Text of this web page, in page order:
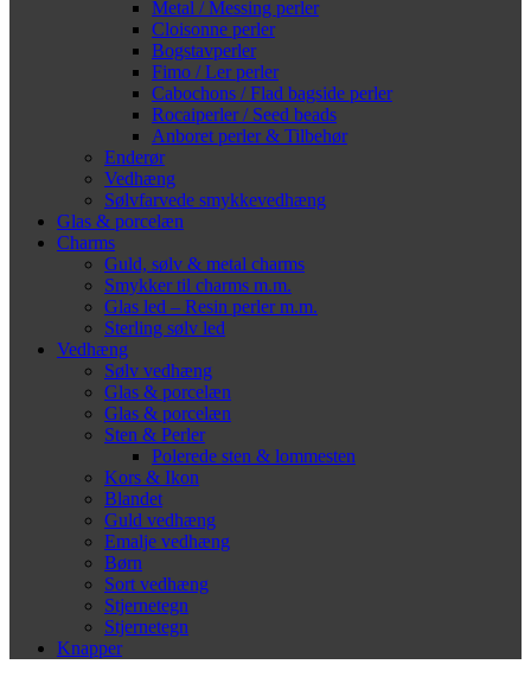
Metal / Messing perler
Cloisonne perler
Bogstavperler
Fimo / Ler perler
Cabochons / Flad bagside perler
Rocaiperler / Seed beads
Anboret perler & Tilbehør
Enderør
Vedhæng
Sølvfarvede smykkevedhæng
Glas & porcelæn
Charms
Guld, sølv & metal charms
Smykker til charms m.m.
Glas led – Resin perler m.m.
Sterling sølv led
Vedhæng
Sølv vedhæng
Glas & porcelæn
Glas & porcelæn
Sten & Perler
Polerede sten & lommesten
Kors & Ikon
Blandet
Guld vedhæng
Emalje vedhæng
Børn
Sort vedhæng
Stjernetegn
Stjernetegn
Knapper